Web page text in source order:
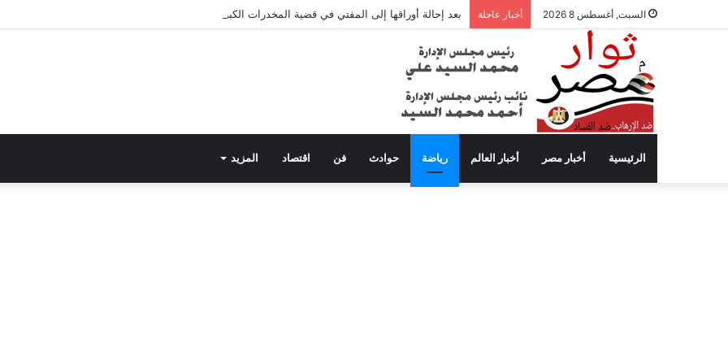
السبت, أغسطس 8 2026 أخبار عاجلة بعد إحالة أوراقها إلى المفتي في قضية المخدرات الكبرى.. من هي سارة خليفة؟
الرئيسية أخبار مصر أخبار العالم رياضة حوادث فن اقتصاد المزيد